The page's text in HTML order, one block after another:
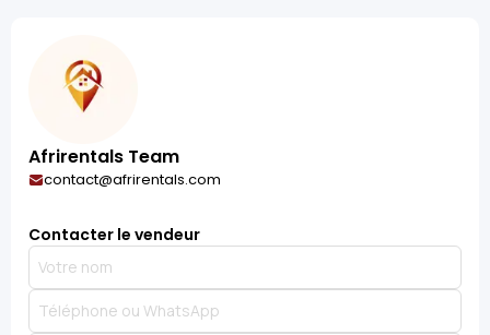
Afrirentals Team
contact@afrirentals.com
Contacter le vendeur